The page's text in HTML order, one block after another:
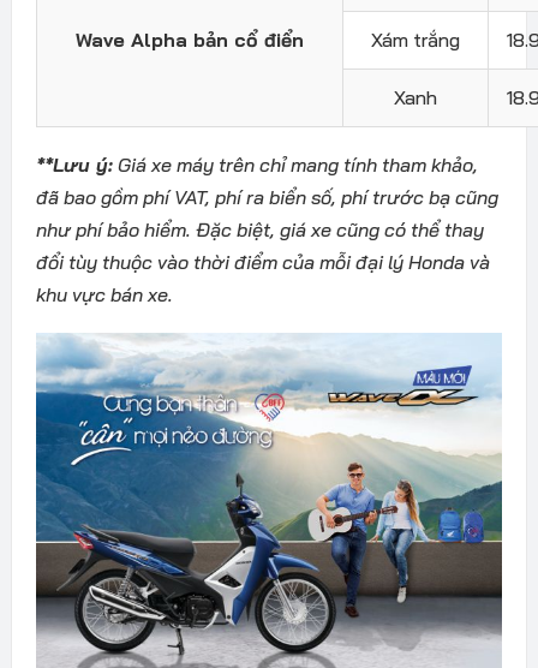
Wave Alpha bản cổ điển Xám trắng
Xanh
**Lưu ý:Giá xe máy trên chỉ mang tính tham khảo,
đã bao gồm phí VAT, phí ra biển số, phí trước bạ cũng
như phí bảo hiểm. Đặc biệt, giá xe cũng có thể thay
đổi tùy thuộc vào thời điểm của mỗi đại lý Honda và
khu vực bán xe.